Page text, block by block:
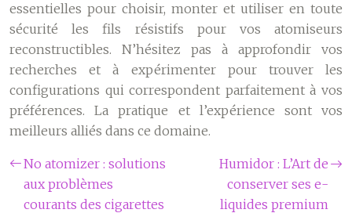
essentielles pour choisir, monter et utiliser en toute
sécurité les fils résistifs pour vos atomiseurs
reconstructibles. N’hésitez pas à approfondir vos
recherches et à expérimenter pour trouver les
configurations qui correspondent parfaitement à vos
préférences. La pratique et l’expérience sont vos
meilleurs alliés dans ce domaine.
No atomizer : solutions
aux problèmes
courants des cigarettes
Humidor : L’Art de
conserver ses e-
liquides premium